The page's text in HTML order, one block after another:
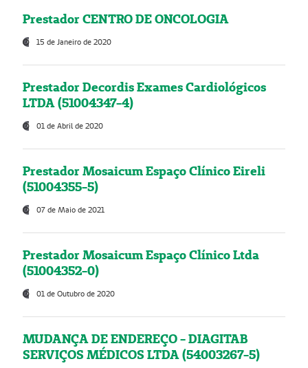
Prestador CENTRO DE ONCOLOGIA
15 de Janeiro de 2020
Prestador Decordis Exames Cardiológicos
LTDA (51004347-4)
01 de Abril de 2020
Prestador Mosaicum Espaço Clínico Eireli
(51004355-5)
07 de Maio de 2021
Prestador Mosaicum Espaço Clínico Ltda
(51004352-0)
01 de Outubro de 2020
MUDANÇA DE ENDEREÇO - DIAGITAB
SERVIÇOS MÉDICOS LTDA (54003267-5)